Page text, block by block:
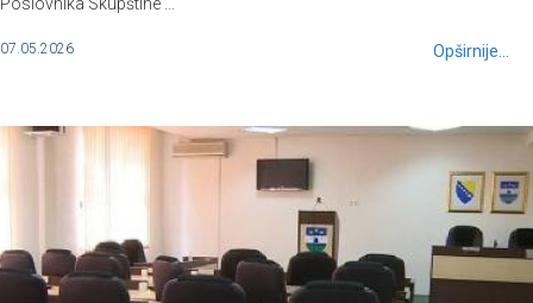
Poslovnika Skupštine ...
07.05.2026 Opširnije...